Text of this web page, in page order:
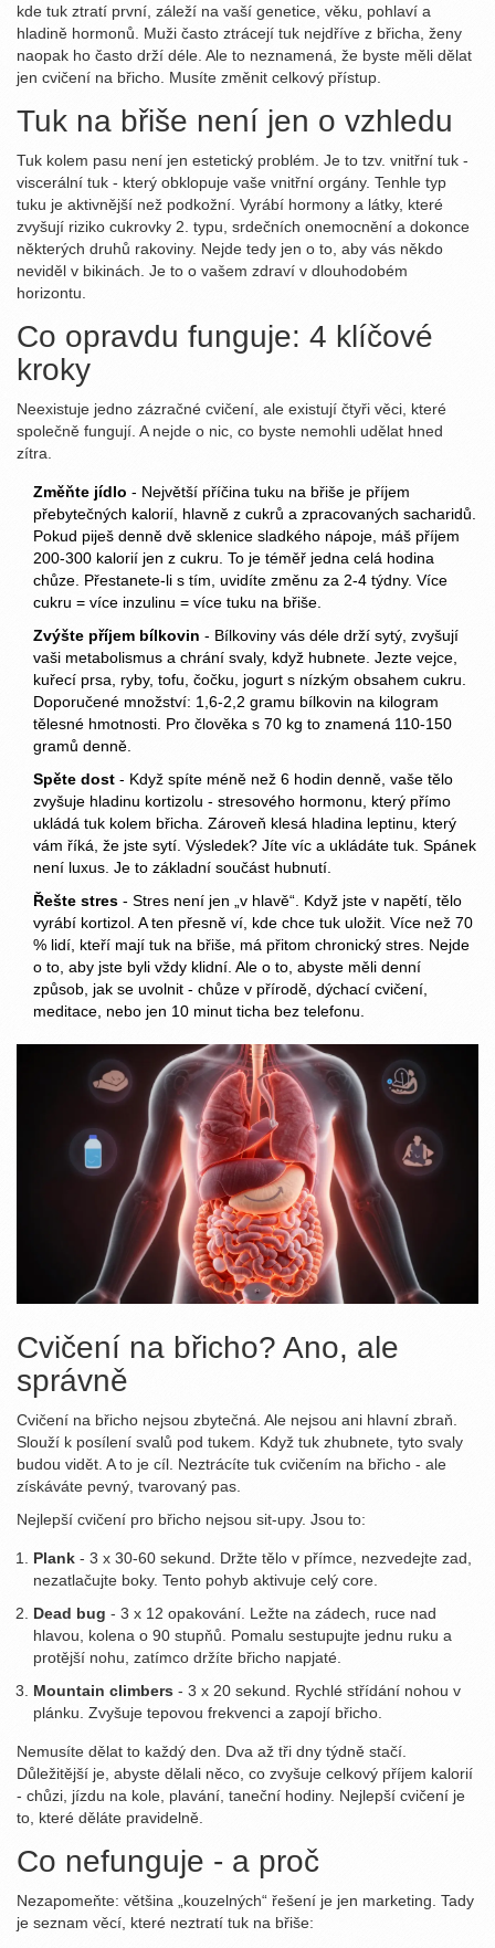
kde tuk ztratí první, záleží na vaší genetice, věku, pohlaví a
hladině hormonů. Muži často ztrácejí tuk nejdříve z břicha, ženy
naopak ho často drží déle. Ale to neznamená, že byste měli dělat
jen cvičení na břicho. Musíte změnit celkový přístup.
Tuk na břiše není jen o vzhledu
Tuk kolem pasu není jen estetický problém. Je to tzv. vnitřní tuk -
viscerální tuk - který obklopuje vaše vnitřní orgány. Tenhle typ
tuku je aktivnější než podkožní. Vyrábí hormony a látky, které
zvyšují riziko cukrovky 2. typu, srdečních onemocnění a dokonce
některých druhů rakoviny. Nejde tedy jen o to, aby vás někdo
neviděl v bikinách. Je to o vašem zdraví v dlouhodobém
horizontu.
Co opravdu funguje: 4 klíčové
kroky
Neexistuje jedno zázračné cvičení, ale existují čtyři věci, které
společně fungují. A nejde o nic, co byste nemohli udělat hned
zítra.
Změňte jídlo - Největší příčina tuku na břiše je příjem
přebytečných kalorií, hlavně z cukrů a zpracovaných sacharidů.
Pokud piješ denně dvě sklenice sladkého nápoje, máš příjem
200-300 kalorií jen z cukru. To je téměř jedna celá hodina
chůze. Přestanete-li s tím, uvidíte změnu za 2-4 týdny. Více
cukru = více inzulinu = více tuku na břiše.
Zvýšte příjem bílkovin - Bílkoviny vás déle drží sytý, zvyšují
vaši metabolismus a chrání svaly, když hubnete. Jezte vejce,
kuřecí prsa, ryby, tofu, čočku, jogurt s nízkým obsahem cukru.
Doporučené množství: 1,6-2,2 gramu bílkovin na kilogram
tělesné hmotnosti. Pro člověka s 70 kg to znamená 110-150
gramů denně.
Spěte dost - Když spíte méně než 6 hodin denně, vaše tělo
zvyšuje hladinu kortizolu - stresového hormonu, který přímo
ukládá tuk kolem břicha. Zároveň klesá hladina leptinu, který
vám říká, že jste sytí. Výsledek? Jíte víc a ukládáte tuk. Spánek
není luxus. Je to základní součást hubnutí.
Řešte stres - Stres není jen „v hlavě“. Když jste v napětí, tělo
vyrábí kortizol. A ten přesně ví, kde chce tuk uložit. Více než 70
% lidí, kteří mají tuk na břiše, má přitom chronický stres. Nejde
o to, aby jste byli vždy klidní. Ale o to, abyste měli denní
způsob, jak se uvolnit - chůze v přírodě, dýchací cvičení,
meditace, nebo jen 10 minut ticha bez telefonu.
Cvičení na břicho? Ano, ale
správně
Cvičení na břicho nejsou zbytečná. Ale nejsou ani hlavní zbraň.
Slouží k posílení svalů pod tukem. Když tuk zhubnete, tyto svaly
budou vidět. A to je cíl. Neztrácíte tuk cvičením na břicho - ale
získáváte pevný, tvarovaný pas.
Nejlepší cvičení pro břicho nejsou sit-upy. Jsou to:
Plank - 3 x 30-60 sekund. Držte tělo v přímce, nezvedejte zad,
nezatlačujte boky. Tento pohyb aktivuje celý core.
Dead bug - 3 x 12 opakování. Ležte na zádech, ruce nad
hlavou, kolena o 90 stupňů. Pomalu sestupujte jednu ruku a
protější nohu, zatímco držíte břicho napjaté.
Mountain climbers - 3 x 20 sekund. Rychlé střídání nohou v
plánku. Zvyšuje tepovou frekvenci a zapojí břicho.
Nemusíte dělat to každý den. Dva až tři dny týdně stačí.
Důležitější je, abyste dělali něco, co zvyšuje celkový příjem kalorií
- chůzi, jízdu na kole, plavání, taneční hodiny. Nejlepší cvičení je
to, které děláte pravidelně.
Co nefunguje - a proč
Nezapomeňte: většina „kouzelných“ řešení je jen marketing. Tady
je seznam věcí, které neztratí tuk na břiše: